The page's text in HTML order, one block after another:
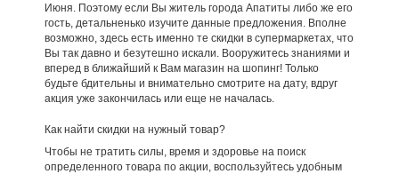
Июня. Поэтому если Вы житель города Апатиты либо же его
гость, детальненько изучите данные предложения. Вполне
возможно, здесь есть именно те скидки в супермаркетах, что
Вы так давно и безутешно искали. Вооружитесь знаниями и
вперед в ближайший к Вам магазин на шопинг! Только
будьте бдительны и внимательно смотрите на дату, вдруг
акция уже закончилась или еще не началась.
Как найти скидки на нужный товар?
Чтобы не тратить силы, время и здоровье на поиск
определенного товара по акции, воспользуйтесь удобным